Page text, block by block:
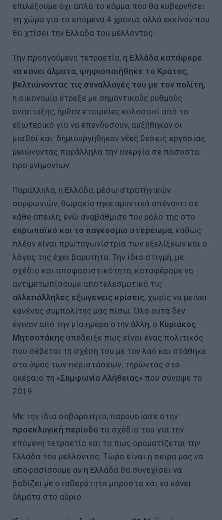
επιλέξουμε όχι απλά το κόμμα που θα κυβερνήσει
τη χώρα για τα επόμενα 4 χρόνια, αλλά εκείνον που
θα χτίσει την Ελλάδα του μέλλοντος.
Την προηγούμενη τετραετία, η Ελλάδα κατάφερε
να κάνει άλματα, ψηφιοποιήθηκε το Κράτος,
βελτιώνοντας τις συναλλαγές του με τον πολίτη,
η οικονομία έτρεξε με σημαντικούς ρυθμούς
ανάπτυξης, ήρθαν εταιρείες κολοσσοί από το
εξωτερικό για να επενδύσουν, αυξήθηκαν οι
μισθοί και δημιουργήθηκαν νέες θέσεις εργασίας,
μειώνοντας παράλληλα την ανεργία σε ποσοστά
προ μνημονίων.
Παράλληλα, η Ελλάδα, μέσω στρατηγικών
συμφωνιών, θωρακίστηκε αμυντικά απέναντι σε
κάθε απειλή, ενώ αναβάθμισε τον ρόλο της στο
ευρωπαϊκό και το παγκόσμιο στερέωμα, καθώς
πλέον είναι πρωταγωνίστρια των εξελίξεων και ο
λόγος της έχει βαρύτητα. Την ίδια στιγμή, με
σχέδιο και αποφασιστικότητα, καταφέραμε να
αντιμετωπίσουμε αποτελεσματικά τις
αλλεπάλληλες εξωγενείς κρίσεις, χωρίς να μείνει
κανένας συμπολίτης μας πίσω. Όλα αυτά δεν
έγιναν από την μία ημέρα στην άλλη, ο Κυριάκος
Μητσοτάκης απέδειξε πως είναι ένας πολιτικός
που σέβεται τη σχέση του με τον λαό και στάθηκε
στο ύψος των περιστάσεων, τηρώντας στο
ακέραιο τη «Συμφωνία Αλήθειας» που σύναψε το
2019.
Με την ίδια σοβαρότητα, παρουσίασε στην
προεκλογική περίοδο το σχέδιο του για την
επόμενη τετραετία και το πως οραματίζεται την
Ελλάδα του μέλλοντος. Τώρα είναι η σειρά μας να
αποφασίσουμε αν η Ελλάδα θα συνεχίσει να
βαδίζει με σταθερότητα μπροστά και να κάνει
άλματα στο αύριο.